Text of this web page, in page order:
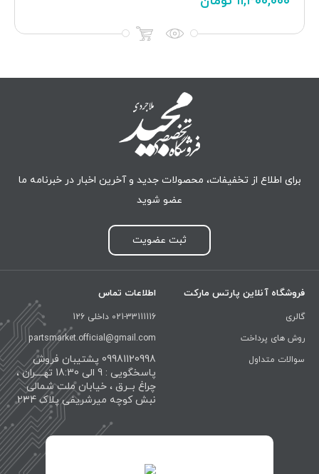
برای اطلاع از تخفیفات، محصولات جدید و آخرین اخبار در خبرنامه ما
عضو شوید
ثبت عضویت
فروشگاه آنلاین پارتس مارکت
گالری
روش های پرداخت
سوالات متداول
اطلاعات تماس
021-33111116 داخلی 126
partsmarket.official@gmail.com
09981120998 پشتیبان فروش
پاسخگویی : 9 الی 18:30 تهــــران ،
چراغ بــرق ، خیابان ملت شمالی
نبش کوچه میرشریفی پلاک 234